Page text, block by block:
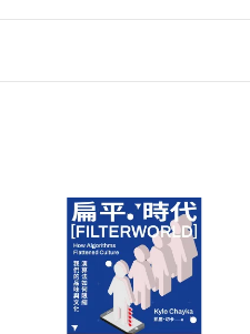
易解除權合理例外情事適用
所銷售之商品為電子書，
樂天市場，並於「我的訂單
過後將為您辦理退款事宜。
/退貨，恕無法以單支商品取
登入帳號
Login